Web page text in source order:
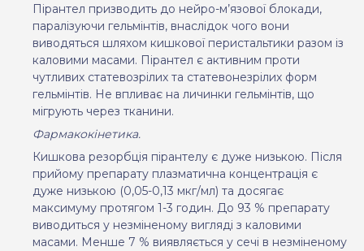
Пірантел призводить до нейро-м’язової блокади,
паралізуючи гельмінтів, внаслідок чого вони
виводяться шляхом кишкової перистальтики разом із
каловими масами. Пірантел є активним проти
чутливих статевозрілих та статевонезрілих форм
гельмінтів. Не впливає на личинки гельмінтів, що
мігрують через тканини.
Фармакокінетика.
Кишкова резорбція пірантелу є дуже низькою. Після
прийому препарату плазматична концентрація є
дуже низькою (0,05-0,13 мкг/мл) та досягає
максимуму протягом 1-3 годин. До 93 % препарату
виводиться у незміненому вигляді з каловими
масами. Менше 7 % виявляється у сечі в незміненому